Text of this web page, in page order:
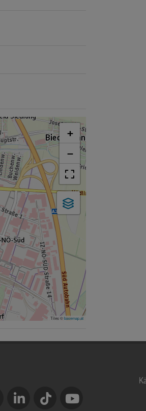
+
−
Tiles ©basemap.at